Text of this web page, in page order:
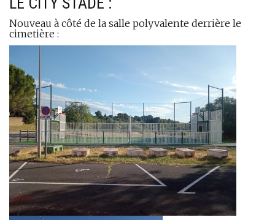
Nouveau à côté de la salle polyvalente derrière le
cimetière :